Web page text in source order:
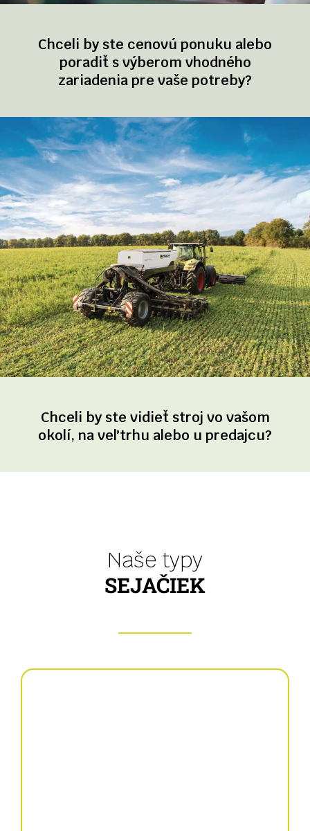
Chceli by ste cenovú ponuku alebo
poradiť s výberom vhodného
zariadenia pre vaše potreby?
Chceli by ste vidieť stroj vo vašom
okolí, na veľtrhu alebo u predajcu?
Naše typy
SEJAČIEK